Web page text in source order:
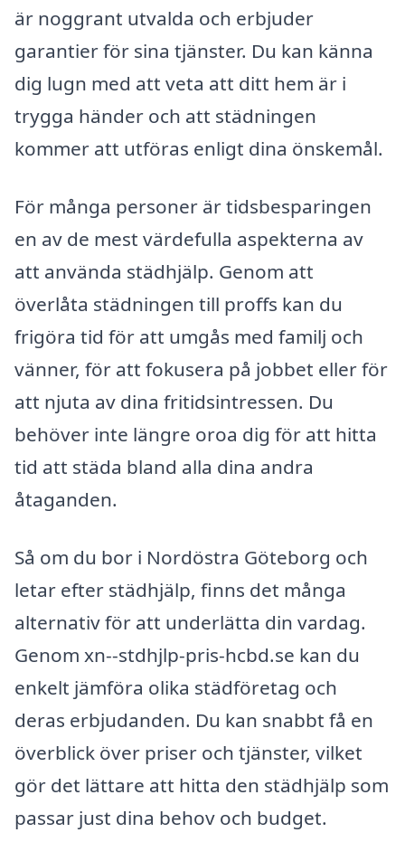
är noggrant utvalda och erbjuder
garantier för sina tjänster. Du kan känna
dig lugn med att veta att ditt hem är i
trygga händer och att städningen
kommer att utföras enligt dina önskemål.
För många personer är tidsbesparingen
en av de mest värdefulla aspekterna av
att använda städhjälp. Genom att
överlåta städningen till proffs kan du
frigöra tid för att umgås med familj och
vänner, för att fokusera på jobbet eller för
att njuta av dina fritidsintressen. Du
behöver inte längre oroa dig för att hitta
tid att städa bland alla dina andra
åtaganden.
Så om du bor i Nordöstra Göteborg och
letar efter städhjälp, finns det många
alternativ för att underlätta din vardag.
Genom xn--stdhjlp-pris-hcbd.se kan du
enkelt jämföra olika städföretag och
deras erbjudanden. Du kan snabbt få en
överblick över priser och tjänster, vilket
gör det lättare att hitta den städhjälp som
passar just dina behov och budget.